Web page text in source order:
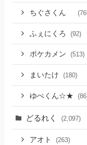
ちぐさくん
ふぇにくろ (92)
ポケカメン (513)
まいたけ (180)
ゆぺくん☆★
どるれく (2,097)
アオト (263)